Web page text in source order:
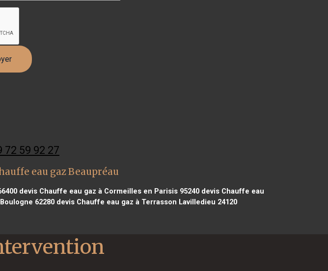
72 59 92 27
eau gaz Beaupréau
devis Chauffe eau gaz à Cormeilles en Parisis 95240 devis Chauffe eau
62280 devis Chauffe eau gaz à Terrasson Lavilledieu 24120